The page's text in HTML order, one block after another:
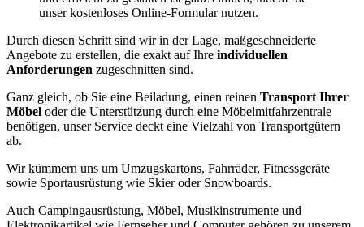
unser kostenloses Online-Formular nutzen.
Durch diesen Schritt sind wir in der Lage, maßgeschneiderte
Angebote zu erstellen, die exakt auf Ihre individuellen
Anforderungen zugeschnitten sind.
Ganz gleich, ob Sie eine Beiladung, einen reinen Transport Ihrer
Möbel oder die Unterstützung durch eine Möbelmitfahrzentrale
benötigen, unser Service deckt eine Vielzahl von Transportgütern
ab.
Wir kümmern uns um Umzugskartons, Fahrräder, Fitnessgeräte
sowie Sportausrüstung wie Skier oder Snowboards.
Auch Campingausrüstung, Möbel, Musikinstrumente und